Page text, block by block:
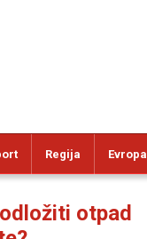
Regija Evropa
otpad